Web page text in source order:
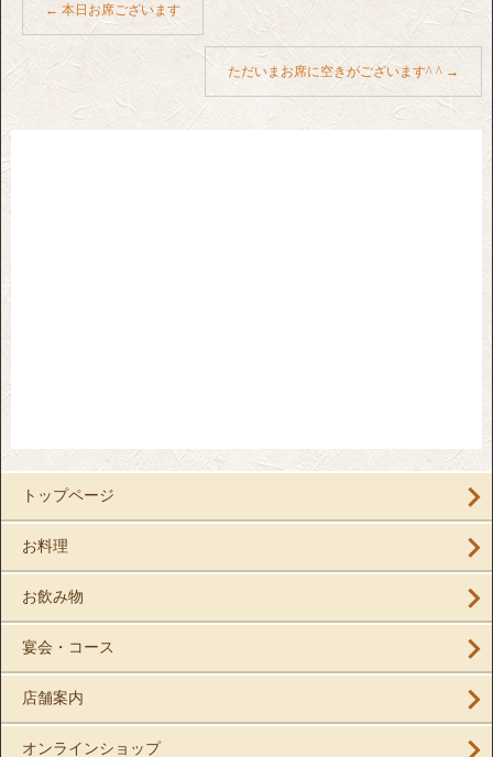
← 本日お席ございます
ただいまお席に空きがございます^ ^ →
トップページ
お料理
お飲み物
宴会・コース
店舗案内
オンラインショップ